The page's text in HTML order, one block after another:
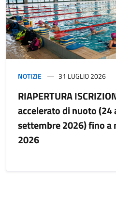
NOTIZIE 31 LUGLIO 2026
RIAPERTURA
accelerato di nuoto
settembre 2026) fino a
2026